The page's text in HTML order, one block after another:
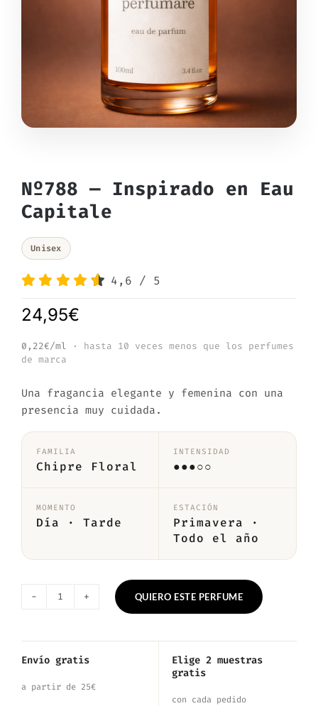
Nº788 — Inspirado en Eau
Capitale
Unisex
4,6 / 5
24,95€
0,22€/ml
· hasta 10 veces menos que los perfumes
de marca
Una fragancia elegante y femenina con una
presencia muy cuidada.
FAMILIA
Chipre Floral
INTENSIDAD
●●●○○
MOMENTO
Día · Tarde
ESTACIÓN
Primavera ·
Todo el año
Inspirado
QUIERO ESTE PERFUME
Envío gratis
a partir de 25€
Elige 2 muestras
gratis
con cada pedido